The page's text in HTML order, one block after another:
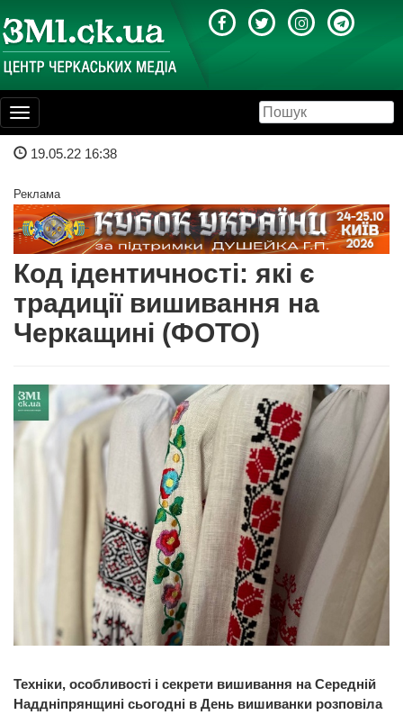
Toggle
navigation
19.05.22 16:38
Реклама
Код ідентичності: які є
традиції вишивання на
Черкащині (ФОТО)
Техніки, особливості і секрети вишивання на Середній
Наддніпрянщині сьогодні в День вишиванки розповіла